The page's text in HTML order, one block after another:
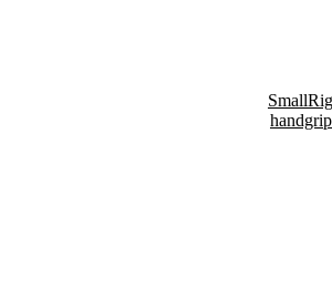
هندگریپ اسمال ریگ SmallRig